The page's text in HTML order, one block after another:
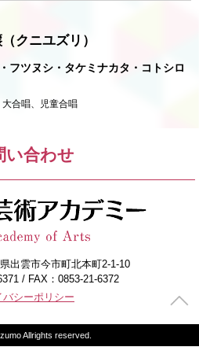
クニユズリ）
フツヌシ・タケミナカタ・コトシロ
合唱、児童合唱
い合わせ
出雲市今市町北本町2-1-10
/ FAX：0853-21-6372
バシーポリシー
Allrights reserved.